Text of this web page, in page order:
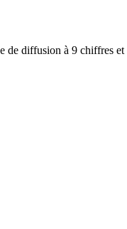
de diffusion à 9 chiffres et